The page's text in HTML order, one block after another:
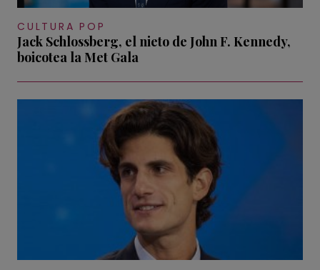
CULTURA POP
Jack Schlossberg, el nieto de John F. Kennedy,
boicotea la Met Gala